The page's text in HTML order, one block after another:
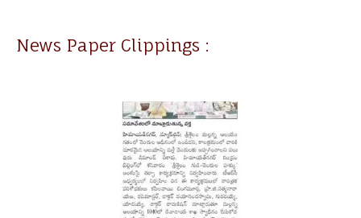
News Paper Clippings :